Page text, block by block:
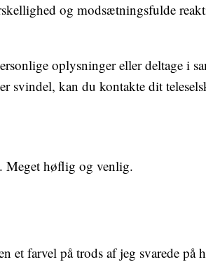
og modsætningsfulde
oplysninger eller deltage i
svindel, kan du kontakte dit
Meget høflig og venlig.
et farvel på trods af jeg svarede på